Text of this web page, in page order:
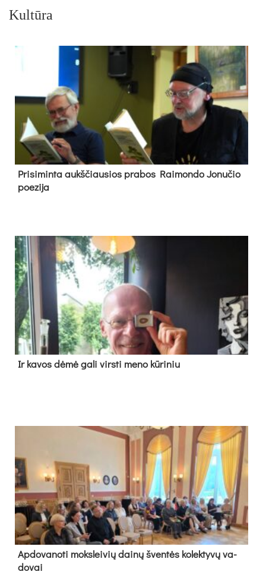
Kultūra
Pri­si­min­ta aukš­čiau­sios pra­bos Rai­mon­do Jo­nu­čio
poe­zi­ja
Ir ka­vos dė­mė ga­li virs­ti me­no kū­ri­niu
Ap­do­va­no­ti moks­lei­vių dai­nų šven­tės ko­lek­ty­vų va­
do­vai